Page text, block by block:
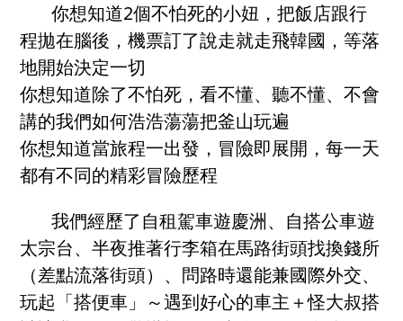
你想知道2個不怕死的小妞，把飯店跟行
程拋在腦後，機票訂了說走就走飛韓國，等落
地開始決定一切
你想知道除了不怕死，看不懂、聽不懂、不會
講的我們如何浩浩蕩蕩把釜山玩遍
你想知道當旅程一出發，冒險即展開，每一天
都有不同的精彩冒險歷程
我們經歷了自租駕車遊慶洲、自搭公車遊
太宗台、半夜推著行李箱在馬路街頭找換錢所
（差點流落街頭）、問路時還能兼國際外交、
玩起「搭便車」～遇到好心的車主＋怪大叔搭